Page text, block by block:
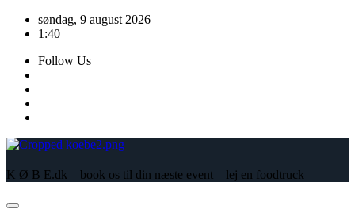
Skip
søndag, 9 august 2026
1:40
Follow Us
K Ø B E.dk – book os til din næste event – lej en foodtruck